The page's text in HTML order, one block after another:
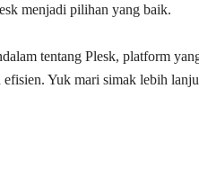
menjadi pilihan yang baik.
tentang Plesk, platform
Yuk mari simak lebih